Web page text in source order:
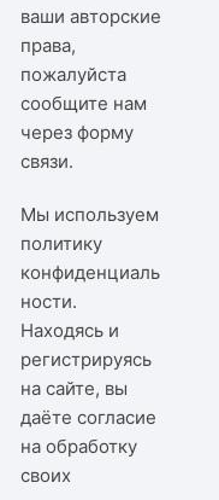
ваши авторские
права,
пожалуйста
сообщите нам
черезформу
связи.
Мы используем
политику
конфиденциаль
ности.
Находясь и
регистрируясь
на сайте, вы
даёте согласие
на обработку
своих